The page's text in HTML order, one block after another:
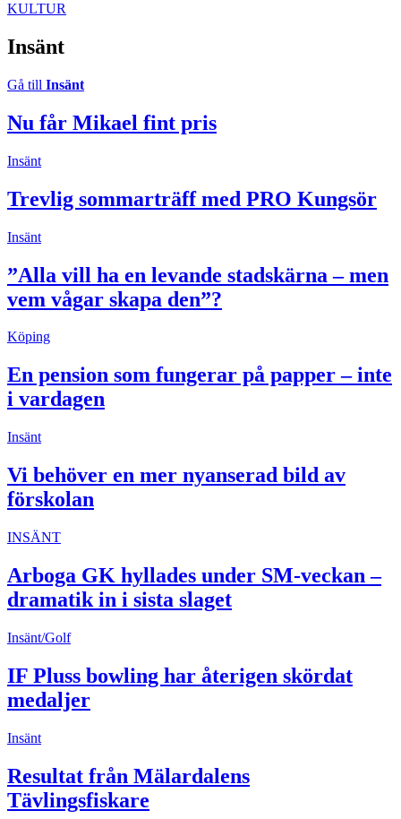
KULTUR
Insänt
Gå till Insänt
Nu får Mikael fint pris
Insänt
Trevlig sommarträff med PRO Kungsör
Insänt
”Alla vill ha en levande stadskärna – men
vem vågar skapa den”?
Köping
En pension som fungerar på papper – inte
i vardagen
Insänt
Vi behöver en mer nyanserad bild av
förskolan
INSÄNT
Arboga GK hyllades under SM-veckan –
dramatik in i sista slaget
Insänt/Golf
IF Pluss bowling har återigen skördat
medaljer
Insänt
Resultat från Mälardalens
Tävlingsfiskare